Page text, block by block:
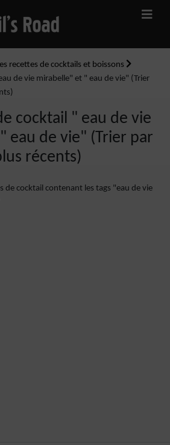
recettes de cocktails et boissons
de vie mirabelle" et " eau de vie" (Trier
cocktail " eau de vie
eau de vie" (Trier par
récents)
de cocktail contenant les tags "eau de vie